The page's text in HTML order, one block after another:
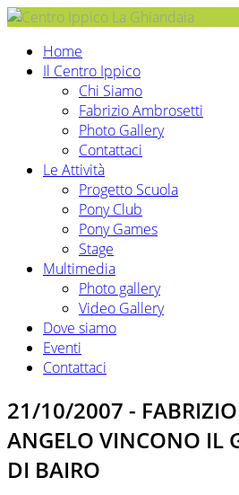
Home
Il Centro Ippico
Chi Siamo
Fabrizio Ambrosetti
Photo Gallery
Contattaci
Le Attività
Progetto Scuola
Pony Club
Pony Games
Stage
Multimedia
Photo gallery
Video Gallery
Dove siamo
Eventi
Contattaci
21/10/2007 - FABRIZIO
ANGELO VINCONO IL
DI BAIRO